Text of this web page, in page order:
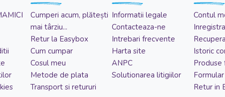
Cumperi acum, plătești
mai târziu...
Retur la Easybox
Cum cumpar
Cosul meu
Metode de plata
Transport si retururi
Informatii legale
Contacteaza-ne
Intrebari frecvente
Harta site
ANPC
Solutionarea litigiilor
Contul
Istoric
Produse
Retur in